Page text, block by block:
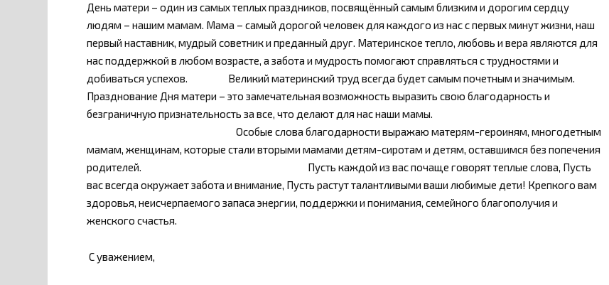
День матери – один из самых теплых праздников, посвящённый самым близким и дорогим сердцу
людям – нашим мамам. Мама – самый дорогой человек для каждого из нас с первых минут жизни, наш
первый наставник, мудрый советник и преданный друг. Материнское тепло, любовь и вера являются для
нас поддержкой в любом возрасте, а забота и мудрость помогают справляться с трудностями и
добиваться успехов. Великий материнский труд всегда будет самым почетным и значимым.
Празднование Дня матери – это замечательная возможность выразить свою благодарность и
безграничную признательность за все, что делают для нас наши мамы.
Особые слова благодарности выражаю матерям-героиням, многодетным
мамам, женщинам, которые стали вторыми мамами детям-сиротам и детям, оставшимся без попечения
родителей. Пусть каждой из вас почаще говорят теплые слова, Пусть
вас всегда окружает забота и внимание, Пусть растут талантливыми ваши любимые дети! Крепкого вам
здоровья, неисчерпаемого запаса энергии, поддержки и понимания, семейного благополучия и
женского счастья.
С уважением,